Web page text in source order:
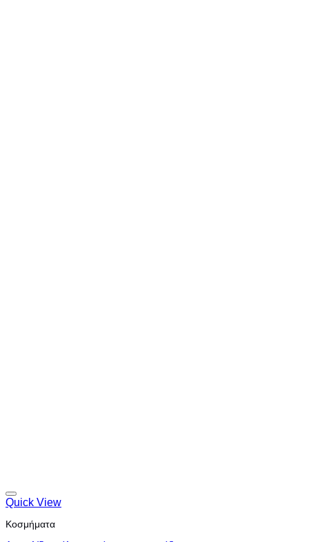
Quick View
Κοσμήματα